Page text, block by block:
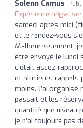
Solenn Camus
Expérience négative:
samedi après-midi
et le rendez-vous
Malheureusement,
être envoyé le lundi
c’était assez
et plusieurs rappels
moins. J’ai
passait et les
quantité que niveau
je n’ai toujours pas